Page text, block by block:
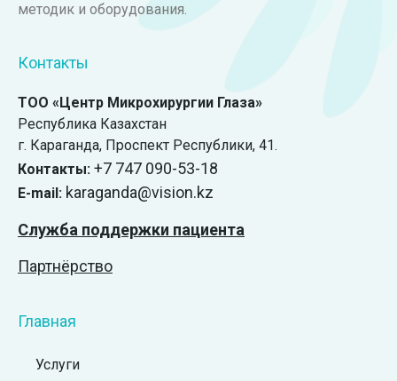
методик и оборудования.
Контакты
ТОО «Центр Микрохирургии Глаза»
Республика Казахстан
г. Караганда, ​Проспект Республики, 41.
Контакты: +7 747 090-53-18
E-mail: karaganda@vision.kz
Служба поддержки пациента
Партнёрство
Главная
Услуги